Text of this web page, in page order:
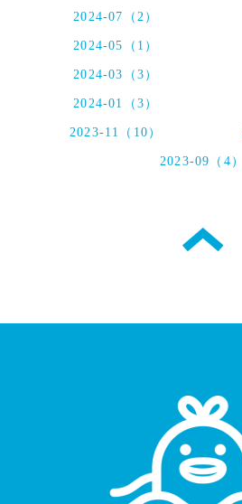
2024-07（2）
2024-05（1）
2024-03（3）
2024-01（3）
2023-11（10）
2023-09（4）